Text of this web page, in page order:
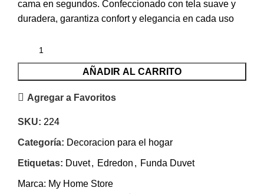
cama en segundos. Confeccionado con tela suave y
duradera, garantiza confort y elegancia en cada uso
AÑADIR AL CARRITO
Agregar a Favoritos
SKU: 224
Categoría: Decoracion para el hogar
Etiquetas: Duvet, Edredon , Funda Duvet
Marca: My Home Store